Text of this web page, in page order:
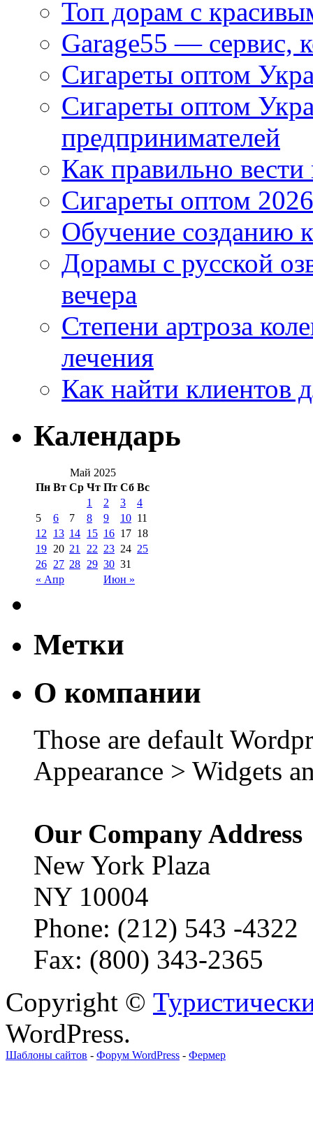
Топ дорам с
Garage55 — сервис,
Сигареты оптом
Сигареты оптом
предпринимателей
Как правильно
Сигареты оптом
Обучение созданию
Дорамы с русской
вечера
Степени артроза
лечения
Как найти клиентов
Календарь
Май 2025
Пн Вт Ср Чт Пт Сб Вс
« Апр Июн »
1 2 3
4
5
6 7 8 9 10 11
12
13 14 15 16 17 18
19 20 21 22 23 24 25
26 27 28 29 30 31
Метки
О компании
Those are default
Appearance > Widgets
Our Company Address
New York Plaza
NY 10004
Phone: (212) 543 -4322
Fax: (800) 343-2365
Copyright ©
WordPress.
Шаблоны сайтов - Форум WordPress - Фермер